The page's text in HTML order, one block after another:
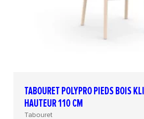
TABOURET POLYPRO PIEDS BOIS
HAUTEUR 110 CM
Tabouret